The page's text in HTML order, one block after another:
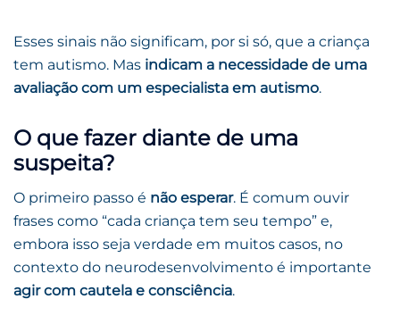
Esses sinais não significam, por si só, que a criança
tem autismo. Mas indicam a necessidade de uma
avaliação com um especialista em autismo.
O que fazer diante de uma
suspeita?
O primeiro passo é não esperar. É comum ouvir
frases como “cada criança tem seu tempo” e,
embora isso seja verdade em muitos casos, no
contexto do neurodesenvolvimento é importante
agir com cautela e consciência.